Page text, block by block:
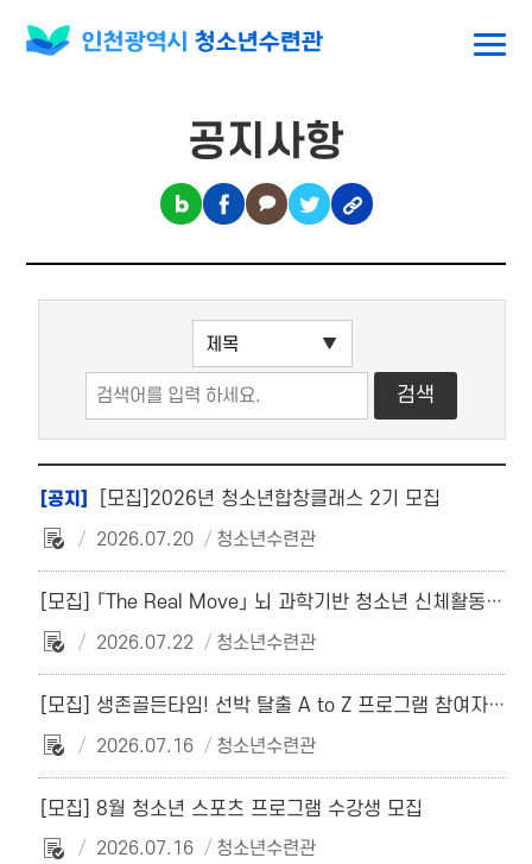
공지사항
[공지]
[모집]2026년 청소년합창클래스 2기 모집
2026.07.20
청소년수련관
[모집] 「The Real Move」 뇌 과학기반 청소년 신체활동 참여자 모집
2026.07.22
청소년수련관
[모집] 생존골든타임! 선박 탈출 A to Z 프로그램 참여자 모집
2026.07.16
청소년수련관
[모집] 8월 청소년 스포츠 프로그램 수강생 모집
2026.07.16
청소년수련관